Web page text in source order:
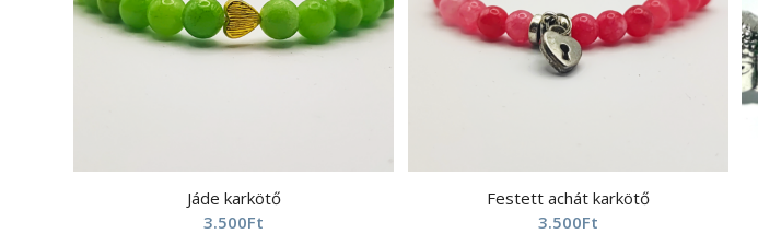
Jáde karkötő
3.500Ft
Festett achát karkötő
3.500Ft